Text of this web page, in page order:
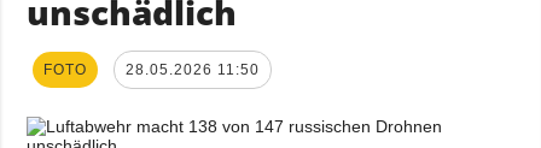
unschädlich
FOTO 28.05.2026 11:50